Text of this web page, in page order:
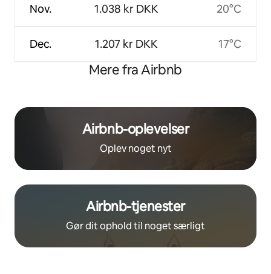
Nov.
Dec.
1.038 kr DKK
1.207 kr DKK
20°C
17°C
Mere fra Airbnb
Airbnb-oplevelser
Oplev noget nyt
Airbnb-tjenester
Gør dit ophold til noget særligt